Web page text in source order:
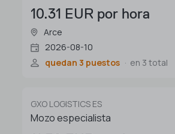
10.31 EUR por hora
Arce
2026-08-10
quedan 3 puestos
en 3 total
GXO LOGISTICS ES
Mozo especialista